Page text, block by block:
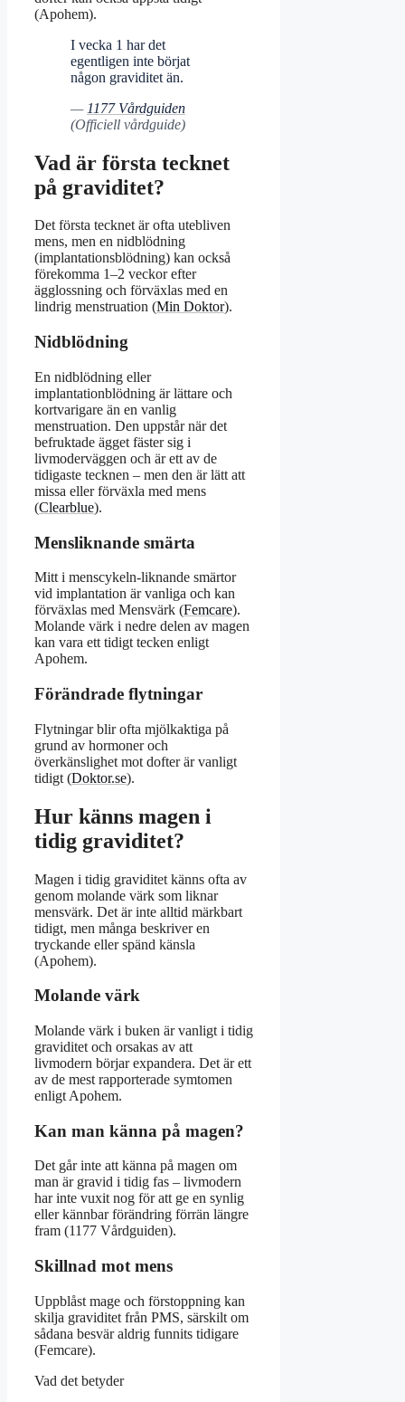
(Apohem).
I vecka 1 har det
egentligen inte börjat
någon graviditet än.
— 1177 Vårdguiden
(Officiell vårdguide)
Vad är första tecknet
på graviditet?
Det första tecknet är ofta utebliven
mens, men en nidblödning
(implantationsblödning) kan också
förekomma 1–2 veckor efter
ägglossning och förväxlas med en
lindrig menstruation (Min Doktor).
Nidblödning
En nidblödning eller
implantationblödning är lättare och
kortvarigare än en vanlig
menstruation. Den uppstår när det
befruktade ägget fäster sig i
livmoderväggen och är ett av de
tidigaste tecknen – men den är lätt att
missa eller förväxla med mens
(Clearblue).
Mensliknande smärta
Mitt i menscykeln-liknande smärtor
vid implantation är vanliga och kan
förväxlas med Mensvärk (Femcare).
Molande värk i nedre delen av magen
kan vara ett tidigt tecken enligt
Apohem.
Förändrade flytningar
Flytningar blir ofta mjölkaktiga på
grund av hormoner och
överkänslighet mot dofter är vanligt
tidigt (Doktor.se).
Hur känns magen i
tidig graviditet?
Magen i tidig graviditet känns ofta av
genom molande värk som liknar
mensvärk. Det är inte alltid märkbart
tidigt, men många beskriver en
tryckande eller spänd känsla
(Apohem).
Molande värk
Molande värk i buken är vanligt i tidig
graviditet och orsakas av att
livmodern börjar expandera. Det är ett
av de mest rapporterade symtomen
enligt Apohem.
Kan man känna på magen?
Det går inte att känna på magen om
man är gravid i tidig fas – livmodern
har inte vuxit nog för att ge en synlig
eller kännbar förändring förrän längre
fram (1177 Vårdguiden).
Skillnad mot mens
Uppblåst mage och förstoppning kan
skilja graviditet från PMS, särskilt om
sådana besvär aldrig funnits tidigare
(Femcare).
Vad det betyder